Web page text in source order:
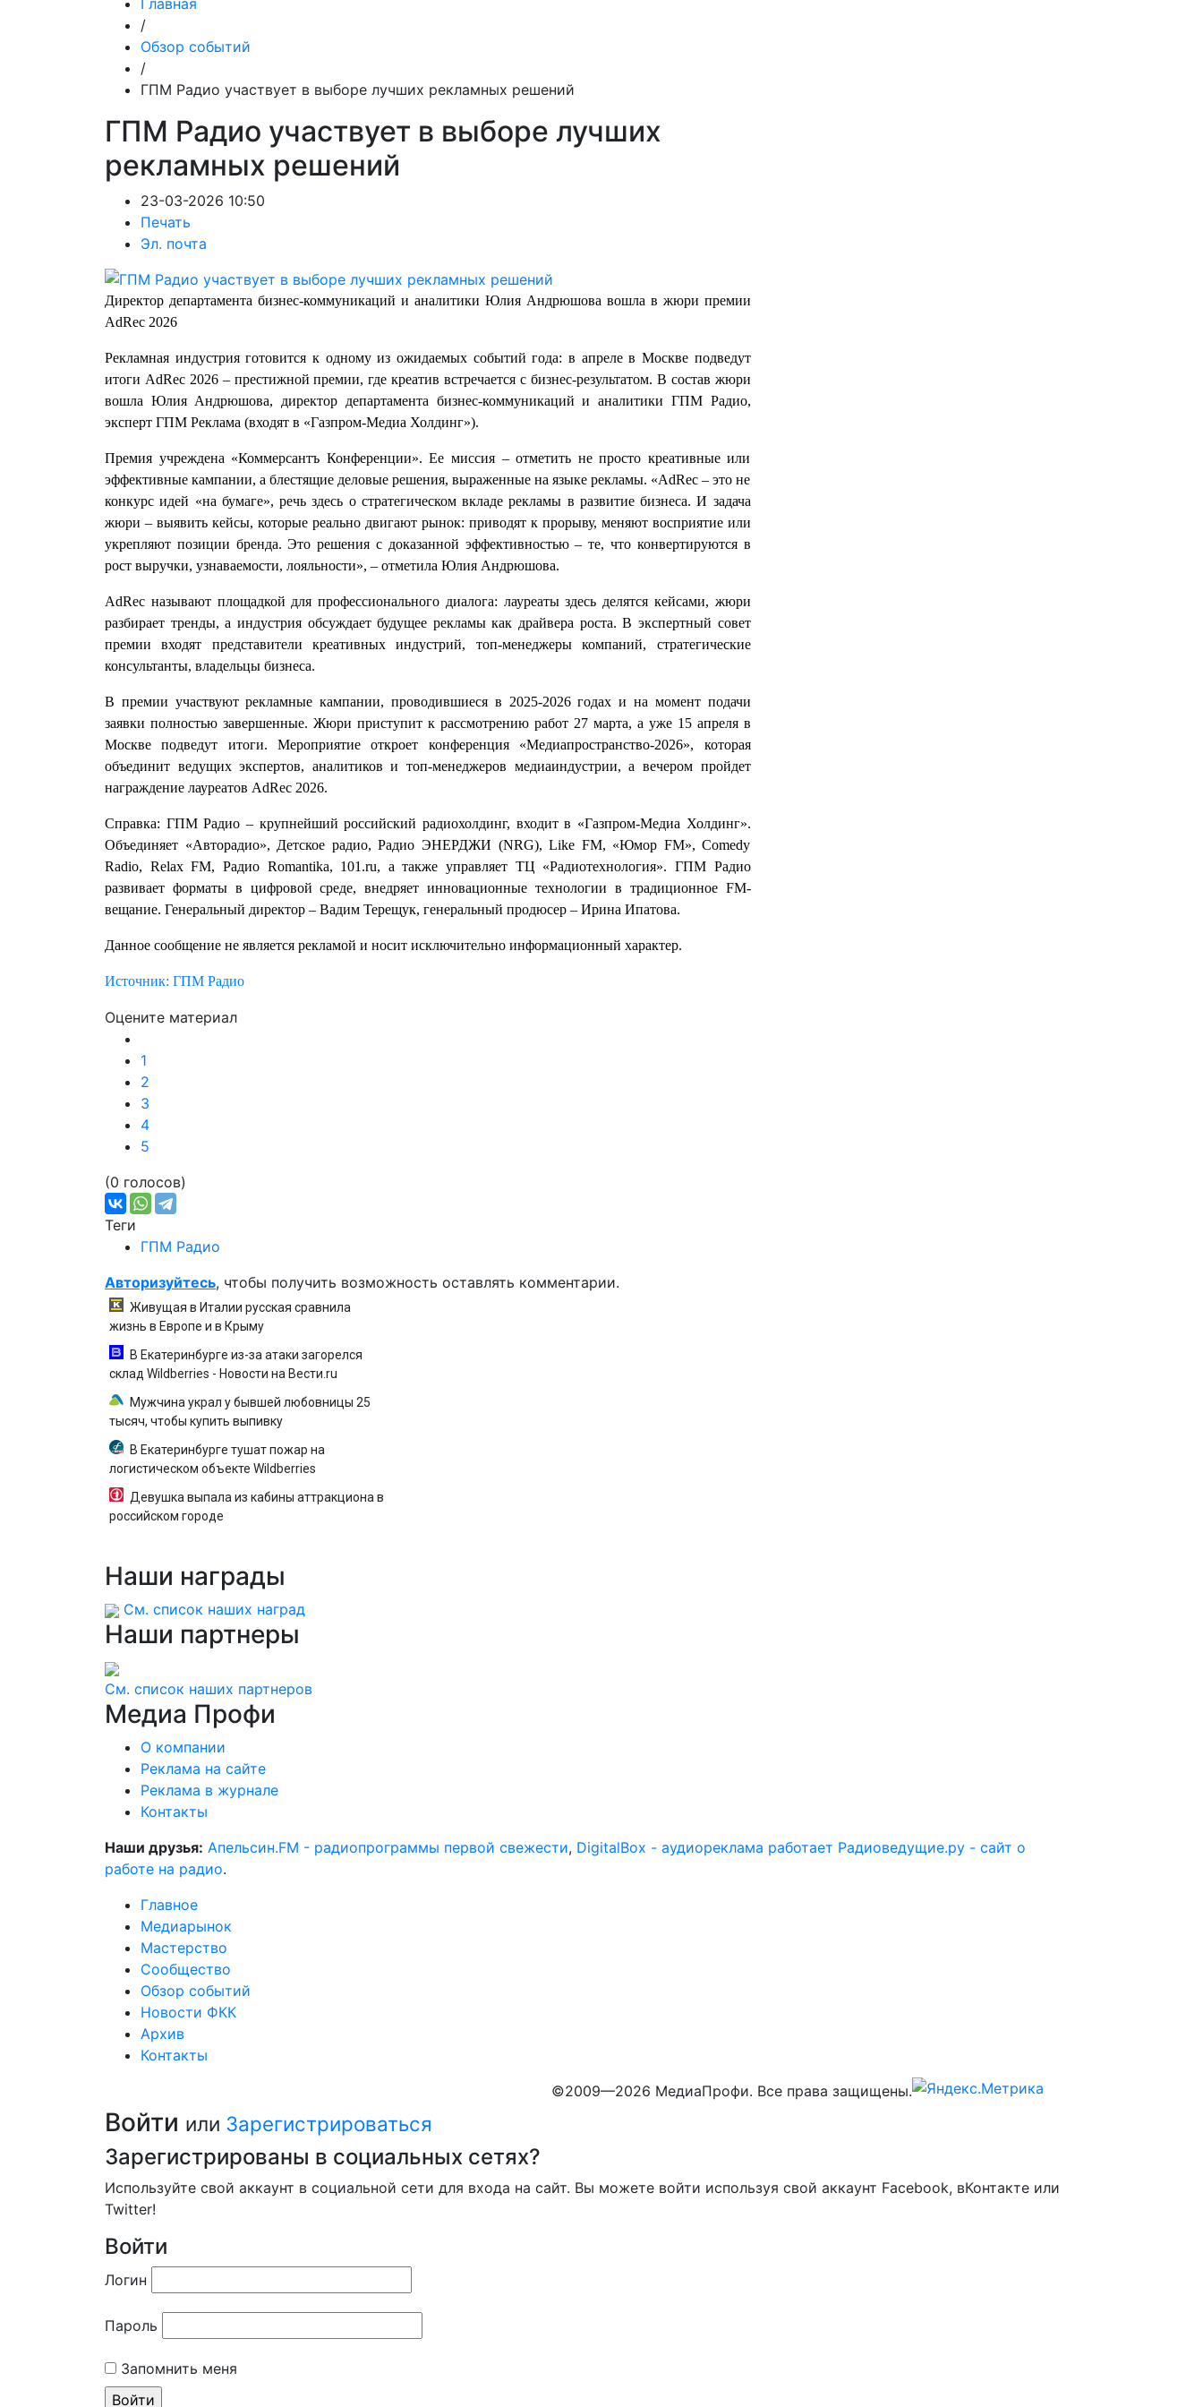
Главная
/
Обзор событий
/
ГПМ Радио участвует в выборе лучших рекламных решений
ГПМ Радио участвует в выборе лучших
рекламных решений
23-03-2026 10:50
Печать
Эл. почта
Директор департамента бизнес-коммуникаций и аналитики Юлия Андрюшова вошла в жюри премии
AdRec 2026
Рекламная индустрия готовится к одному из ожидаемых событий года: в апреле в Москве подведут
итоги AdRec 2026 – престижной премии, где креатив встречается с бизнес‑результатом. В состав жюри
вошла Юлия Андрюшова, директор департамента бизнес‑коммуникаций и аналитики ГПМ Радио,
эксперт ГПМ Реклама (входят в «Газпром-Медиа Холдинг»).
Премия учреждена «Коммерсантъ Конференции». Ее миссия – отметить не просто креативные или
эффективные кампании, а блестящие деловые решения, выраженные на языке рекламы. «AdRec – это не
конкурс идей «на бумаге», речь здесь о стратегическом вкладе рекламы в развитие бизнеса. И задача
жюри – выявить кейсы, которые реально двигают рынок: приводят к прорыву, меняют восприятие или
укрепляют позиции бренда. Это решения с доказанной эффективностью – те, что конвертируются в
рост выручки, узнаваемости, лояльности», – отметила Юлия Андрюшова.
AdRec называют площадкой для профессионального диалога: лауреаты здесь делятся кейсами, жюри
разбирает тренды, а индустрия обсуждает будущее рекламы как драйвера роста. В экспертный совет
премии входят представители креативных индустрий, топ-менеджеры компаний, стратегические
консультанты, владельцы бизнеса.
В премии участвуют рекламные кампании, проводившиеся в 2025-2026 годах и на момент подачи
заявки полностью завершенные. Жюри приступит к рассмотрению работ 27 марта, а уже 15 апреля в
Москве подведут итоги. Мероприятие откроет конференция «Медиапространство‑2026», которая
объединит ведущих экспертов, аналитиков и топ-менеджеров медиаиндустрии, а вечером пройдет
награждение лауреатов AdRec 2026.
Справка: ГПМ Радио – крупнейший российский радиохолдинг, входит в «Газпром-Медиа Холдинг».
Объединяет «Авторадио», Детское радио, Радио ЭНЕРДЖИ (NRG), Like FM, «Юмор FM», Comedy
Radio, Relax FM, Радио Romantika, 101.ru, а также управляет ТЦ «Радиотехнология». ГПМ Радио
развивает форматы в цифровой среде, внедряет инновационные технологии в традиционное FM-
вещание. Генеральный директор – Вадим Терещук, генеральный продюсер – Ирина Ипатова.
Данное сообщение не является рекламой и носит исключительно информационный характер.
Источник: ГПМ Радио
Оцените материал
1
2
3
4
5
(0 голосов)
Теги
ГПМ Радио
Авторизуйтесь, чтобы получить возможность оставлять комментарии.
Живущая в Италии русская сравнила
жизнь в Европе и в Крыму
В Екатеринбурге из-за атаки загорелся
склад Wildberries - Новости на Вести.ru
Мужчина украл у бывшей любовницы 25
тысяч, чтобы купить выпивку
В Екатеринбурге тушат пожар на
логистическом объекте Wildberries
Девушка выпала из кабины аттракциона в
российском городе
Наши награды
См. список наших наград
Наши партнеры
См. список наших партнеров
Медиа Профи
О компании
Реклама на сайте
Реклама в журнале
Контакты
Наши друзья: Апельсин.FM - радиопрограммы первой свежести, DigitalBox - аудиореклама работает Радиоведущие.ру - сайт о
работе на радио.
Главное
Медиарынок
Мастерство
Сообщество
Обзор событий
Новости ФКК
Архив
Контакты
©2009—2026 МедиаПрофи. Все права защищены.
Войти или Зарегистрироваться
Зарегистрированы в социальных сетях?
Используйте свой аккаунт в социальной сети для входа на сайт. Вы можете войти используя свой аккаунт Facebook, вКонтакте или
Twitter!
Войти
Логин
Пароль
Запомнить меня